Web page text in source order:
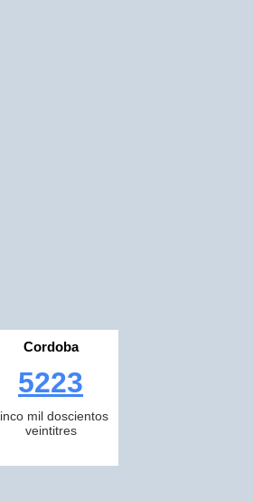
Cordoba
5223
mil doscientos
veintitres